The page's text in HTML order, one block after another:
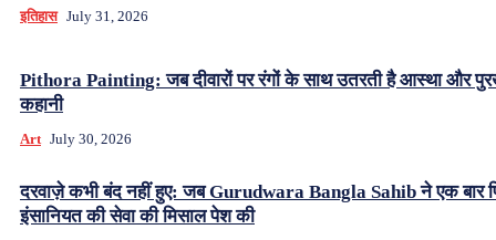
इतिहास July 31, 2026
Pithora Painting: जब दीवारों पर रंगों के साथ उतरती है आस्था और
कहानी
Art July 30, 2026
दरवाज़े कभी बंद नहीं हुए: जब Gurudwara Bangla Sahib ने एक बार
इंसानियत की सेवा की मिसाल पेश की